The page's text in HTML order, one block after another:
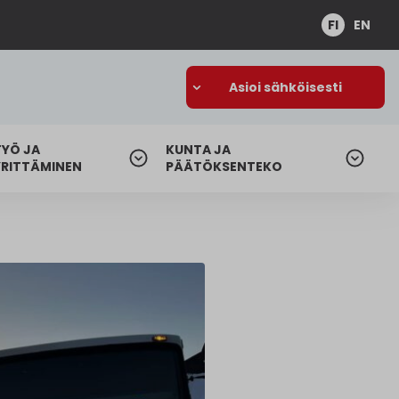
FI EN
Asioi sähköisesti
JA
KUNTA JA
PÄÄTÖKSENTEKO